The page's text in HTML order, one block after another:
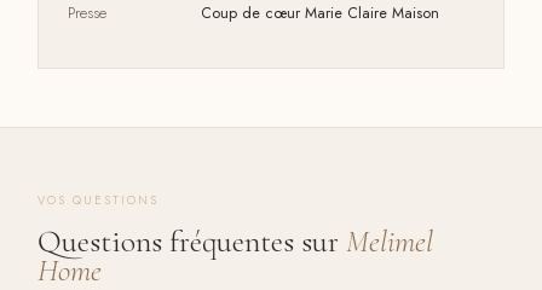
Presse Coup de cœur Marie Claire Maison
VOS QUESTIONS
Questions fréquentes surMelimel
Home